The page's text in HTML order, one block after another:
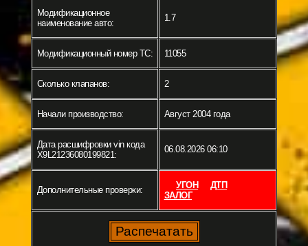
Модификационное
наименование авто:
1.7
Модификационный номер ТС: 11055
Сколько клапанов: 2
Начали производство: Август 2004 года
Дата расшифровки vin кода
X9L21236080199821:
06.08.2026 06:10
Дополнительные проверки: УГОН
ДТП
ЗАЛОГ